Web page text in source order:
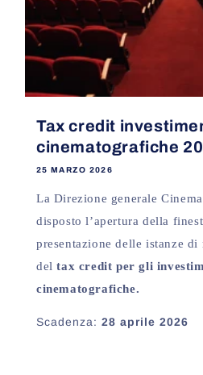
Tax credit
cinematografiche
25 MARZO 2026
La Direzione generale
disposto l’apertura della
presentazione delle istanze di
deltax credit per gli
cinematografiche.
Scadenza: 28 aprile 2026